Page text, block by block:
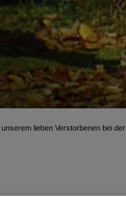
lieben Verstorbenen bei der